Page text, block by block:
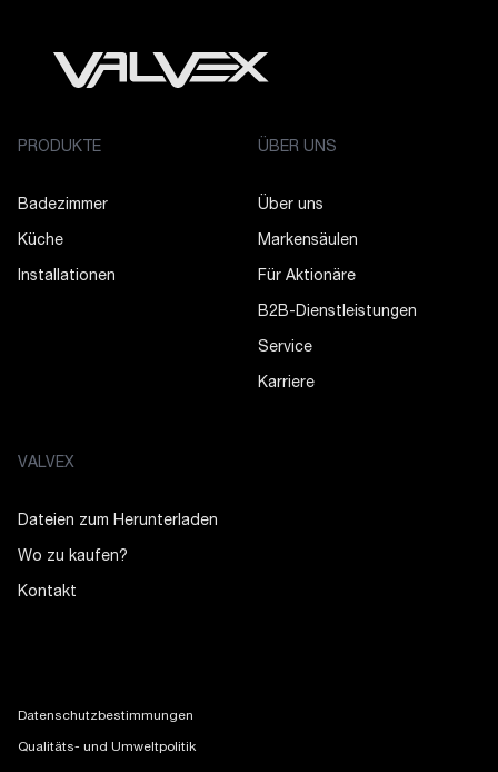
PRODUKTE
Badezimmer
Küche
Installationen
ÜBER UNS
Über uns
Markensäulen
Für Aktionäre
B2B-Dienstleistungen
Service
Karriere
VALVEX
Dateien zum Herunterladen
Wo zu kaufen?
Kontakt
Datenschutzbestimmungen
Qualitäts- und Umweltpolitik